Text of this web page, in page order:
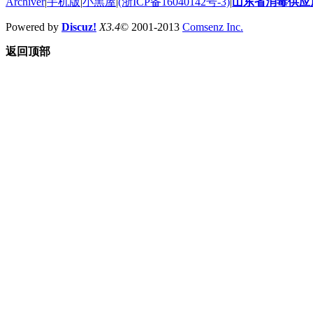
Powered by Discuz! X3.4© 2001-2013 Comsenz Inc.
返回顶部